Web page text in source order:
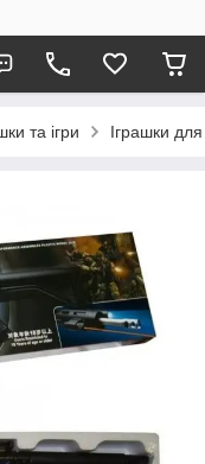
та ігри Іграшки